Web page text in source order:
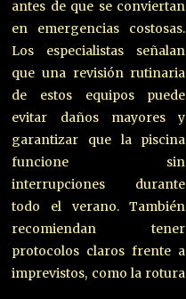
antes de que se conviertan
en emergencias costosas.
Los especialistas señalan
que una revisión rutinaria
de estos equipos puede
evitar daños mayores y
garantizar que la piscina
funcione sin
interrupciones durante
todo el verano. También
recomiendan tener
protocolos claros frente a
imprevistos, como la rotura